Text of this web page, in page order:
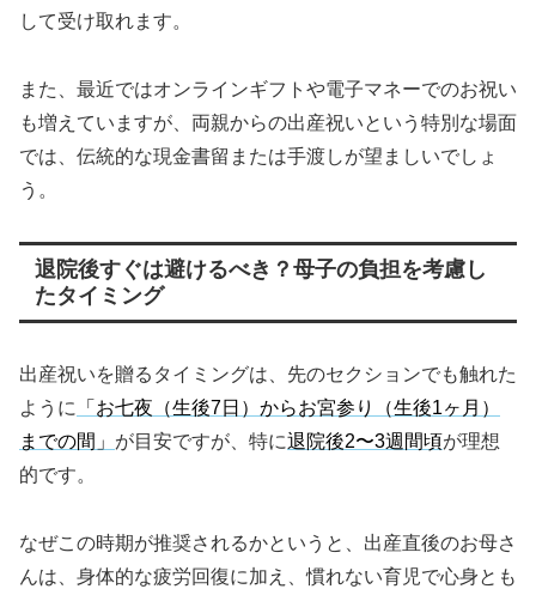
して受け取れます。
また、最近ではオンラインギフトや電子マネーでのお祝い
も増えていますが、両親からの出産祝いという特別な場面
では、伝統的な現金書留または手渡しが望ましいでしょ
う。
退院後すぐは避けるべき？母子の負担を考慮し
たタイミング
出産祝いを贈るタイミングは、先のセクションでも触れた
ように
「お七夜（生後7日）からお宮参り（生後1ヶ月）
までの間」 が目安ですが、特に退院後2〜3週間頃が理想
的です。
なぜこの時期が推奨されるかというと、出産直後のお母さ
んは、身体的な疲労回復に加え、慣れない育児で心身とも